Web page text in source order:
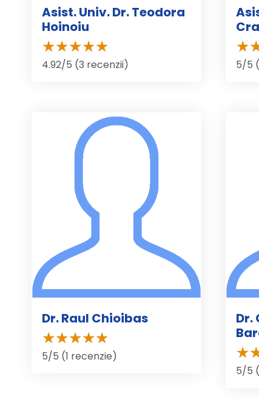
Asist. Univ. Dr. Teodora
Hoinoiu
4.92/5 (3 recenzii) 5/5
Dr. Raul Chioibas
5/5 (1 recenzie)
Dr.
5/5